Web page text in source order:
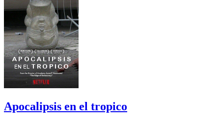
Apocalipsis en el tropico